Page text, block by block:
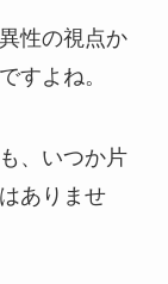
性の視点か
すよね。
、いつか片
ありませ